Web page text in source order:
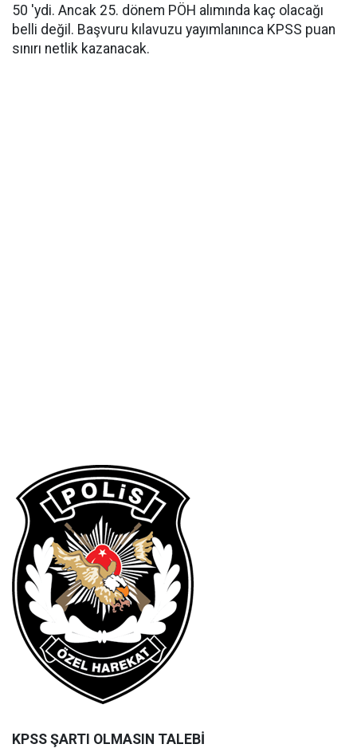
50 'ydi. Ancak 25. dönem PÖH alımında kaç olacağı
belli değil. Başvuru kılavuzu yayımlanınca KPSS puan
sınırı netlik kazanacak.
KPSS ŞARTI OLMASIN TALEBİ